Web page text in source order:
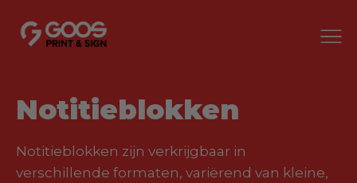
Notitieblokken
Notitieblokken zijn verkrijgbaar in
verschillende formaten, variërend van kleine,